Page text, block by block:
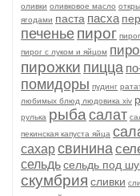
оливки оливковое масло
ягодами паста пасха
печенье пирог
пирог с луком и яйцом
пирожки пицца
помидоры пудинг
любимых блюд людовика xiv
рулька рыба салат
пекинская капуста яйца
сахарсвинина
сельдьсельдь под
скумбрия сливки